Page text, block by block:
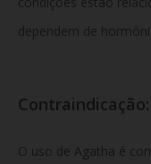
dependem de
Contraindicação:
O uso de Agatha é